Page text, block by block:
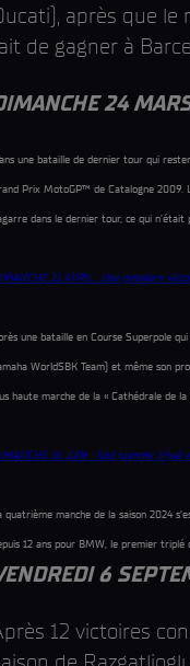
après que
de gagner à
24
une bataille de dernier tour qui
Prix MotoGP™ de Catalogne 2009.
dans le dernier tour, ce qui n'était
21 AVRIL : Une première
une bataille en Course Superpole
WorldSBK Team) et même son
haute marche de la « Cathédrale de
16 JUIN : Tout premier triplé
quatrième manche de la saison 2024
12 ans pour BMW, le premier triplé
6
12 victoires